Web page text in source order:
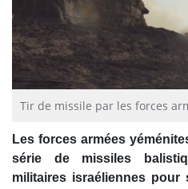
Tir de missile par les forces
Les forces armées
série de missiles
militaires israéliennes pour